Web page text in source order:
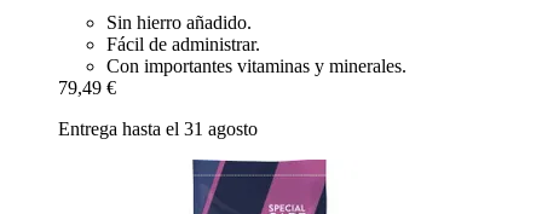
Sin hierro añadido.
Fácil de administrar.
Con importantes vitaminas y minerales.
79,49 €
Entrega hasta el 31 agosto